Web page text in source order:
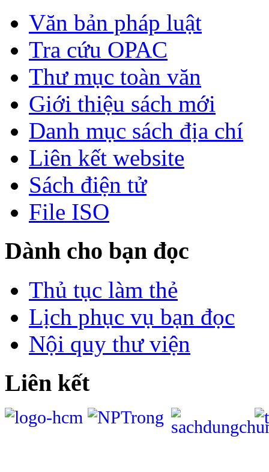
Văn bản pháp luật
Tra cứu OPAC
Thư mục toàn văn
Giới thiệu sách mới
Danh mục sách địa chí
Liên kết website
Sách điện tử
File ISO
Dành cho bạn đọc
Thủ tục làm thẻ
Lịch phục vụ bạn đọc
Nội quy thư viện
Liên kết